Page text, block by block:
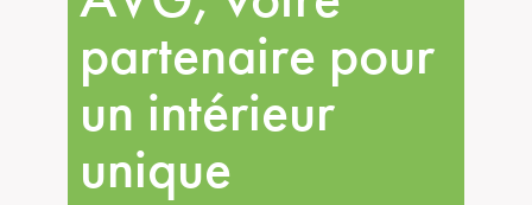
partenaire pour
un intérieur
unique